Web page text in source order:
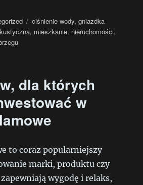
Tagi
ciśnienie wody,gniazdka
, mieszkanie, nieruchomości,
dla których
w
to coraz popularniejszy
marki, produktu czy
wygodę i relaks,